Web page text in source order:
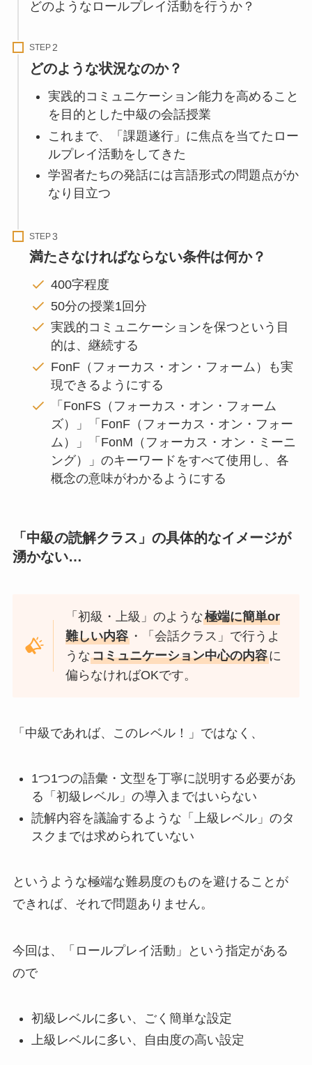
どのようなロールプレイ活動を行うか？
STEP
どのような状況なのか？
実践的コミュニケーション能力を高めること
を目的とした中級の会話授業
これまで、「課題遂行」に焦点を当てたロー
ルプレイ活動をしてきた
学習者たちの発話には言語形式の問題点がか
なり目立つ
STEP
満たさなければならない条件は何か？
400字程度
50分の授業1回分
実践的コミュニケーションを保つという目
的は、継続する
FonF（フォーカス・オン・フォーム）も実
現できるようにする
「FonFS（フォーカス・オン・フォーム
ズ）」「FonF（フォーカス・オン・フォー
ム）」「FonM（フォーカス・オン・ミーニ
ング）」のキーワードをすべて使用し、各
概念の意味がわかるようにする
「中級の読解クラス」の具体的なイメージが
湧かない…
「初級・上級」のような極端に簡単or
難しい内容 ・「会話クラス」で行うよ
うなコミュニケーション中心の内容に
偏らなければOKです。
「中級であれば、このレベル！」ではなく、
1つ1つの語彙・文型を丁寧に説明する必要があ
る「初級レベル」の導入まではいらない
読解内容を議論するような「上級レベル」のタ
スクまでは求められていない
というような極端な難易度のものを避けることが
できれば、それで問題ありません。
今回は、「ロールプレイ活動」という指定がある
ので
初級レベルに多い、ごく簡単な設定
上級レベルに多い、自由度の高い設定